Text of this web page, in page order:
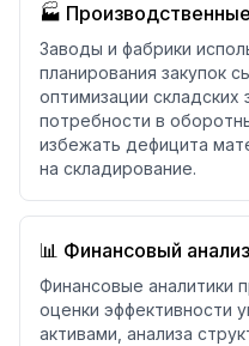
🏭
Заводы и фабрики
планирования закупок
оптимизации складских
потребности в
избежать дефицита
на складирование.
📊 Финансовый анализ
Финансовые аналитики
оценки эффективности
активами, анализа